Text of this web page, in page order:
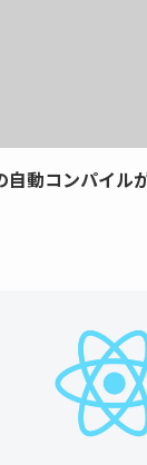
自動コンパイル